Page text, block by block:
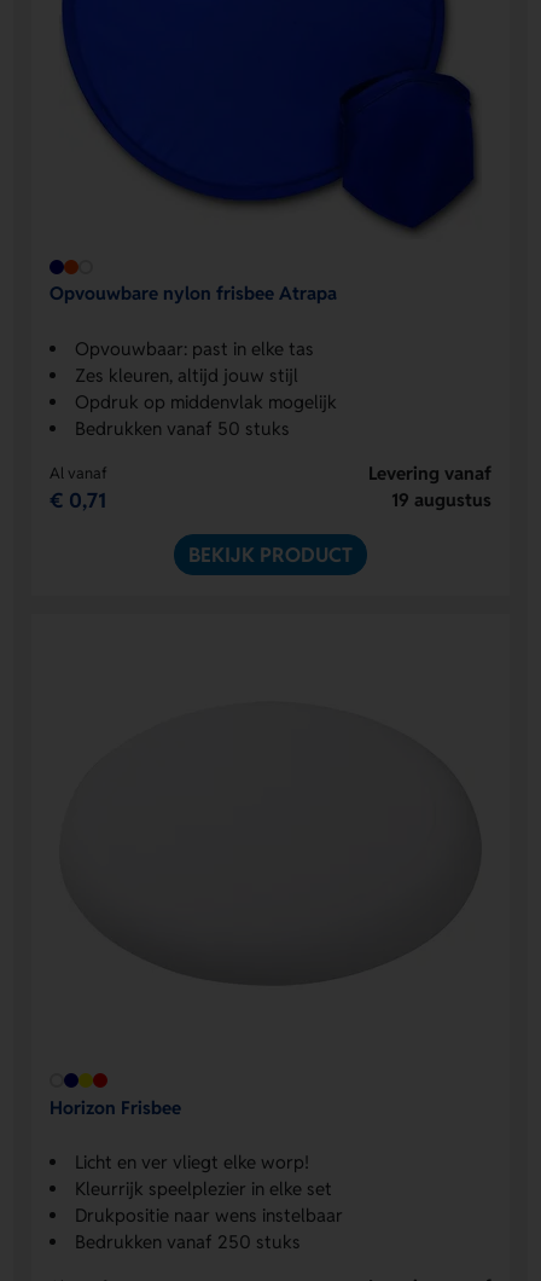
Opvouwbare nylon frisbee Atrapa
Opvouwbaar: past in elke tas
Zes kleuren, altijd jouw stijl
Opdruk op middenvlak mogelijk
Bedrukken vanaf 50 stuks
Al vanaf
€ 0,71
Levering vanaf
19 augustus
BEKIJK PRODUCT
Horizon Frisbee
Licht en ver vliegt elke worp!
Kleurrijk speelplezier in elke set
Drukpositie naar wens instelbaar
Bedrukken vanaf 250 stuks